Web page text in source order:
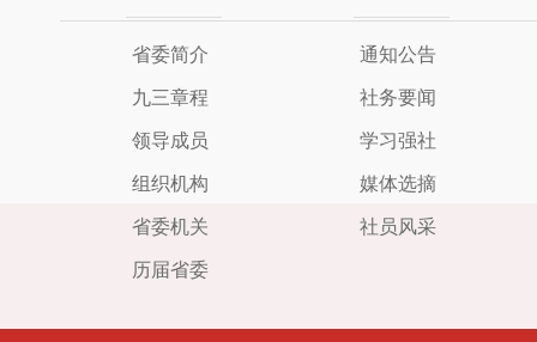
省委简介
九三章程
领导成员
组织机构
省委机关
历届省委
通知公告
社务要闻
学习强社
媒体选摘
社员风采